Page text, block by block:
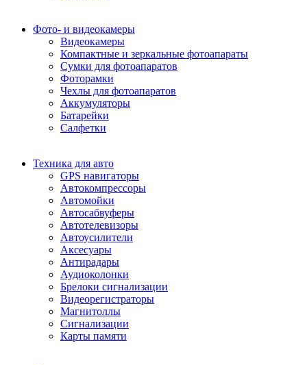
Фото- и видеокамеры
Видеокамеры
Компактные и зеркальные фотоапараты
Сумки для фотоапаратов
Фоторамки
Чехлы для фотоапаратов
Аккумуляторы
Батарейки
Салфетки
Техника для авто
GPS навигаторы
Автокомпрессоры
Автомойки
Автосабвуферы
Автотелевизоры
Автоусилители
Аксесуары
Антирадары
Аудиоколонки
Брелоки сигнализации
Видеорегистраторы
Магнитоллы
Сигнализации
Карты памяти